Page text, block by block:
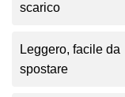
scarico
Leggero, facile da
spostare